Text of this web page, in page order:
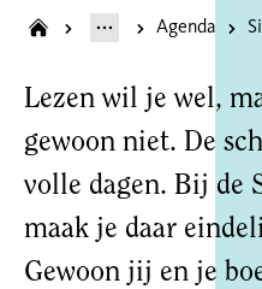
Agenda
Lezen wil je wel,
gewoon niet. De
volle dagen. Bij de
maak je daar
Gewoon jij en je